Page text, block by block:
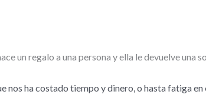
un regalo a una persona y ella le devuelve una
ha costado tiempo y dinero, o hasta fatiga